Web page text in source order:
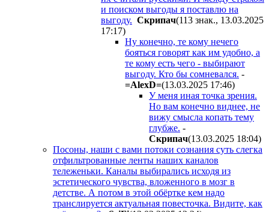
и поиском выгоды я поставлю на
выгоду. Cкpипaч(113 знак., 13.03.2025
17:17)
Ну конечно, те кому нечего
бояться говорят как им удобно, а
те кому есть чего - выбирают
выгоду. Кто бы сомневался. -
=AlexD=(13.03.2025 17:46)
У меня иная точка зрения.
Но вам конечно виднее, не
вижу смысла копать тему
глубже. -
Cкpипaч(13.03.2025 18:04)
Посоны, наши с вами потоки сознания суть слегка
отфильтрованные ленты наших каналов
тележеньки. Каналы выбирались исходя из
эстетического чувства, вложенного в мозг в
детстве. А потом в этой обёртке кем надо
транслируется актуальная повесточка. Видите, как